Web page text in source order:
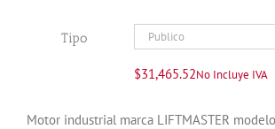
Tipo
$31,465.52No Incluye IVA
Motor industrial marca LIFTMASTER